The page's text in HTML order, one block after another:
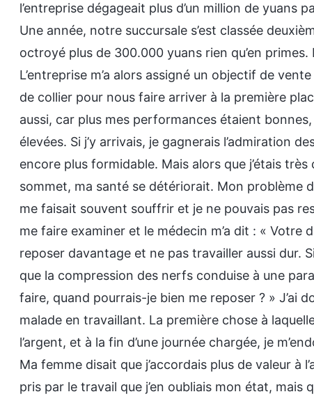
l’entreprise dégageait plus d’un million de yuans
Une année, notre succursale s’est classée
octroyé plus de 300.000 yuans rien qu’en
L’entreprise m’a alors assigné un objectif de
de collier pour nous faire arriver à la première
aussi, car plus mes performances étaient
élevées. Si j’y arrivais, je gagnerais l’admiration
encore plus formidable. Mais alors que j’étais
sommet, ma santé se détériorait. Mon problème
me faisait souvent souffrir et je ne pouvais pas
me faire examiner et le médecin m’a dit : «
reposer davantage et ne pas travailler aussi dur.
que la compression des nerfs conduise à une
faire, quand pourrais-je bien me reposer ? » J’ai
malade en travaillant. La première chose à
l’argent, et à la fin d’une journée chargée, je
Ma femme disait que j’accordais plus de valeur à
pris par le travail que j’en oubliais mon état, mais